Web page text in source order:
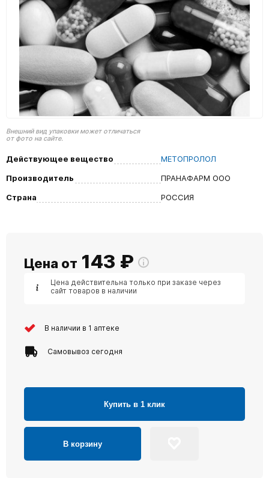
Внешний вид упаковки может отличаться
от фото на сайте.
Действующее вещество
МЕТОПРОЛОЛ
Производитель
ПРАНАФАРМ ООО
Страна
РОССИЯ
Цена от 143 ₽
Цена действительна только при заказе через
сайт товаров в наличии
В наличии в 1 аптеке
Самовывоз сегодня
Купить в 1 клик
В корзину